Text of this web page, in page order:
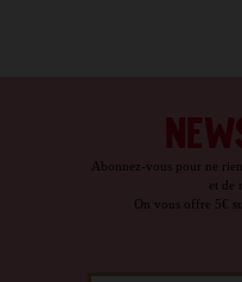
Abonnez-vous pour ne
et de
On vous offre 5€